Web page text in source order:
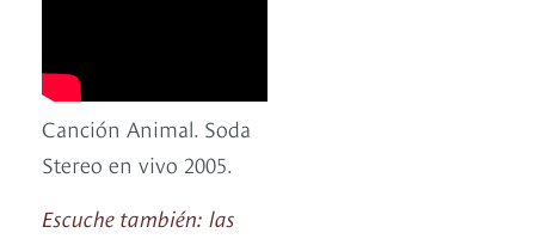
Canción Animal. Soda
Stereo en vivo 2005.
Escuche también: las